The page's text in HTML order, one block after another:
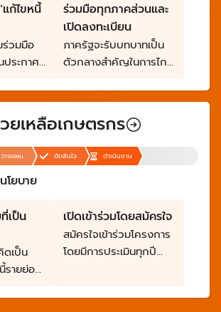
แก้ไขหนี้
วมมือ
ระกาศ
เป็นรูป
ง
ร่วมมือทุกภาคส่วนและ
เปิดลงทะเบียน
ภาครัฐจะรับบทบาทเป็น
ตัวกลางสำคัญในการไกล่
ยเหลือเกษตรกร
วางแผน ตัดสินใจ ดำเนินงาน
โยบาย
เป็น
ดเป็น
ายย่อย
เปิดเข้าร่วมโดยสมัครใจ
สมัครใจเข้าร่วมโครงการ
โดยมีการประเมินทุกปี